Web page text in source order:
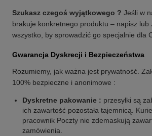
Szukasz czegoś wyjątkowego ? Jeśli w
brakuje konkretnego produktu – napisz lub
wszystko, by sprowadzić go specjalnie dla
Gwarancja Dyskrecji i Bezpieczeństwa
Rozumiemy, jak ważna jest prywatność.
100% bezpieczne i anonimowe :
Dyskretne pakowanie : przesyłki są
ich zawartość pozostała tajemnicą.
pracownik Poczty nie zdemaskują
zamówienia.